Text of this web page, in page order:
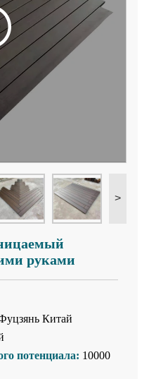
>
руками
Китай
потенциала: 10000